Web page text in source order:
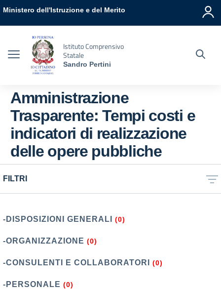
Vai ai contenuti
Vai al menu di navigazione
Vai al footer
Ministero dell'Istruzione e del Merito
Istituto Comprensivo
Statale
Sandro Pertini
Amministrazione
Trasparente:Tempi costi e
indicatori di realizzazione
delle opere pubbliche
FILTRI
-DISPOSIZIONI GENERALI (0)
-ORGANIZZAZIONE (0)
-CONSULENTI E COLLABORATORI (0)
-PERSONALE (0)